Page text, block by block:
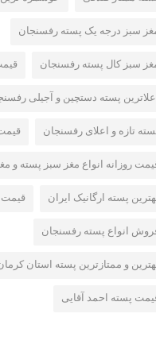
سبز درجه یک پسته رفسنجان
سبز کال پسته رفسنجان
اعلاترین پسته دستچین و آجیلی
تازه و اعلای رفسنجان
روزانه انواع مغز سبز پسته و
پسته ارگانیک ایران قیمت
انواع پسته رفسنجان
و ممتازترین پسته استان
پسته احمد آقایی